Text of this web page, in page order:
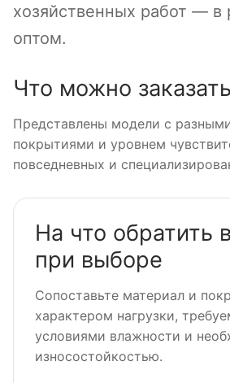
хозяйственных работ — в
оптом.
Что можно заказать
Представлены модели с
покрытиями и уровнем
повседневных и
На что обратить
при выборе
Сопоставьте материал и
характером нагрузки,
условиями влажности и
износостойкостью.